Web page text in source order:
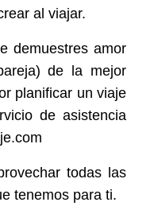
al viajar.
demuestres amor
de la mejor
planificar un viaje
de asistencia
todas las
tenemos para ti.